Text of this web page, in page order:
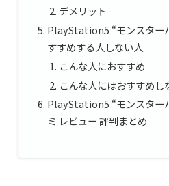
デメリット
PlayStation5 “モンスター
すすめする人しない人
こんな人におすすめ
こんな人にはおすすめし
PlayStation5 “モンスター
ミ レビュー 評判まとめ